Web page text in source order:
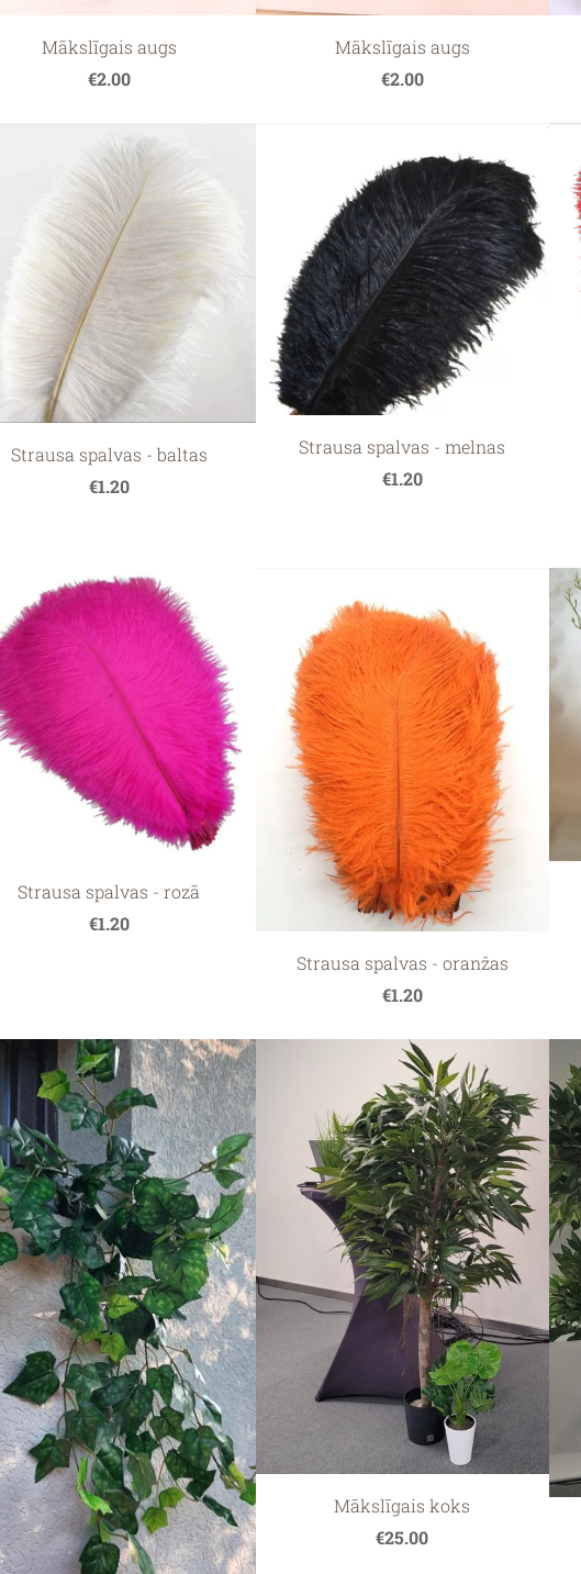
Mākslīgais augs
€2.00
Mākslīgais augs
€2.00
Strausa spalvas - baltas
€1.20
Strausa spalvas - melnas
€1.20
Strausa spalvas - rozā
€1.20
Strausa spalvas - oranžas
€1.20
Mākslīgais koks
€25.00